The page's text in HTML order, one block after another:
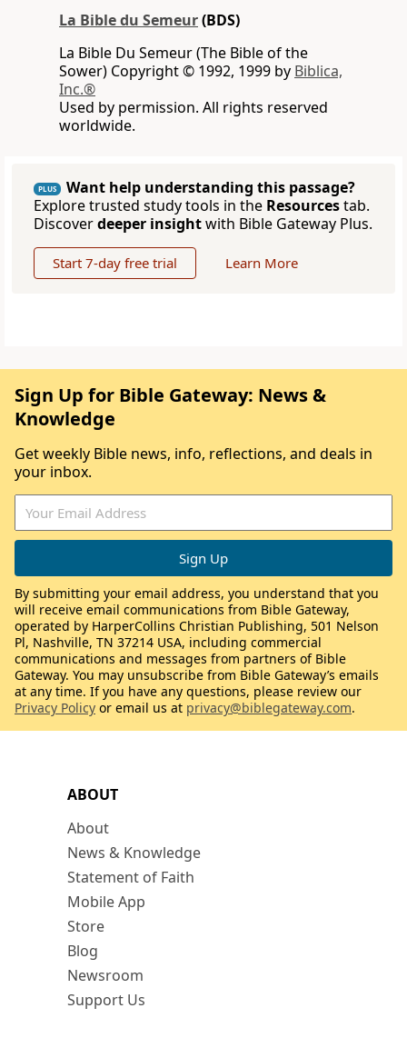
La Bible du Semeur(BDS)
La Bible Du Semeur (The Bible of the
Sower) Copyright © 1992, 1999 by Biblica,
Inc.®
Used by permission. All rights reserved
worldwide.
PLUS
Want help understanding this passage?
Explore trusted study tools in the Resourcestab.
Discoverdeeper insightwith Bible Gateway Plus.
Start 7-day free trial Learn More
ABOUT
About
News & Knowledge
Statement of Faith
Mobile App
Store
Blog
Newsroom
Support Us
Sign Up for Bible Gateway: News &
Knowledge
Get weekly Bible news, info, reflections, and deals in
your inbox.
By submitting your email address, you understand that you
will receive email communications from Bible Gateway,
operated by HarperCollins Christian Publishing, 501 Nelson
Pl, Nashville, TN 37214 USA, including commercial
communications and messages from partners of Bible
Gateway. You may unsubscribe from Bible Gateway’s emails
at any time. If you have any questions, please review our
Privacy Policy or email us at privacy@biblegateway.com.